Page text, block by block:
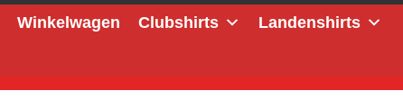
Winkelwagen Clubshirts
Landenshirts